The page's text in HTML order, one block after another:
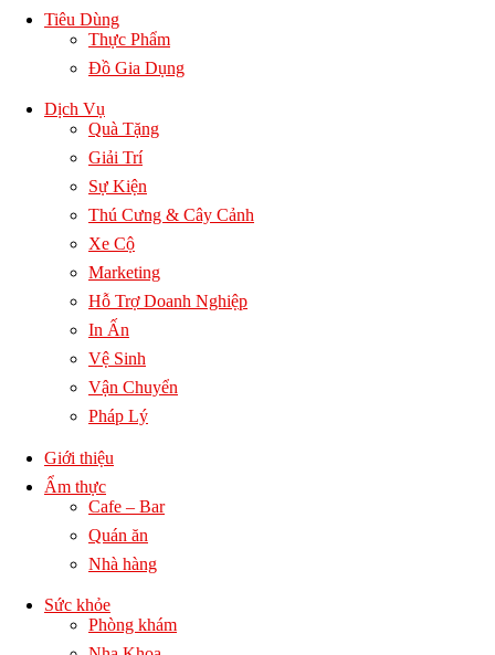
Tiêu Dùng
Thực Phẩm
Đồ Gia Dụng
Dịch Vụ
Quà Tặng
Giải Trí
Sự Kiện
Thú Cưng & Cây Cảnh
Xe Cộ
Marketing
Hỗ Trợ Doanh Nghiệp
In Ấn
Vệ Sinh
Vận Chuyển
Pháp Lý
Giới thiệu
Ẩm thực
Cafe – Bar
Quán ăn
Nhà hàng
Sức khỏe
Phòng khám